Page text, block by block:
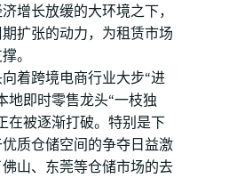
增长放缓的大环境之下，
扩张的动力，为租赁市场
。
着跨境电商行业大步“进
地即时零售龙头“一枝独
在被逐渐打破。特别是下
质仓储空间的争夺日益激
山、东莞等仓储市场的去